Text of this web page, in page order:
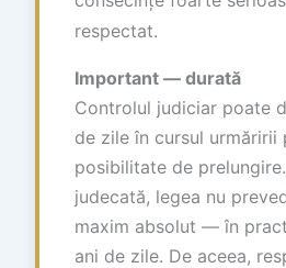
respectat.
Important — durată
Controlul judiciar poate
de zile în cursul urmăririi
posibilitate de
judecată, legea nu
maxim absolut — în
ani de zile. De aceea,